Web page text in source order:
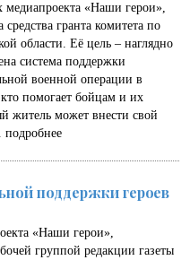
медиапроекта «Наши герои»,
средства гранта комитета по
области. Её цель – наглядно
система поддержки
военной операции в
помогает бойцам и их
житель может внести свой
подробнее
поддержки героев
«Наши герои»,
группой редакции газеты